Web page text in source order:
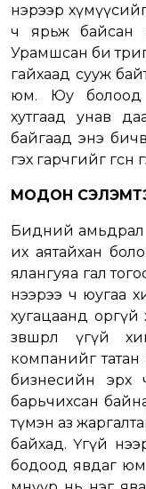
нэрээр
ч ярьж байсан
Урамшсан би
гайхаад сууж
юм. Юу болоод
хутгаад унав
байгаад энэ
гэх гарчгийг
МОДОН
Бидний амьдрал
их аятайхан
ялангуяа гал
нээрээ ч юугаа
хугацаанд
зөвшөөрөл
компанийг татан
бизнесийн эрх
барьчихсан
түмэн аз
байхад. Үгүй
бодоод явдаг